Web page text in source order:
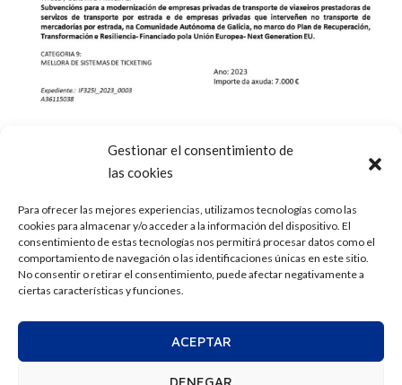
Gestionar el consentimiento de
las cookies
Para ofrecer las mejores experiencias, utilizamos tecnologías como las
cookies para almacenar y/o acceder a la información del dispositivo. El
consentimiento de estas tecnologías nos permitirá procesar datos como el
comportamiento de navegación o las identificaciones únicas en este sitio.
No consentir o retirar el consentimiento, puede afectar negativamente a
ciertas características y funciones.
ACEPTAR
DENEGAR